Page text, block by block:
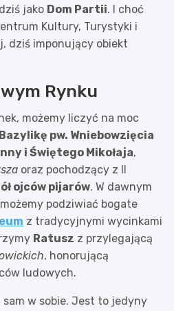
jako Dom Partii. I choć
Kultury, Turystyki i
dziś imponujący obiekt
Rynku
możemy liczyć na moc
Bazylikę pw. Wniebowzięcia
i Świętego Mikołaja,
oraz pochodzący z II
ojców pijarów. W dawnym
podziwiać bogate
z tradycyjnymi wycinkami
Ratusz z przylegającą
, honorującą
ludowych.
sam w sobie. Jest to jedyny